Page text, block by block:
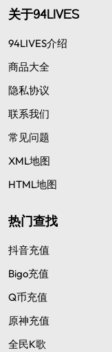
关于94LIVES
94LIVES介绍
商品大全
隐私协议
联系我们
常见问题
XML地图
HTML地图
热门查找
抖音充值
Bigo充值
Q币充值
原神充值
全民K歌